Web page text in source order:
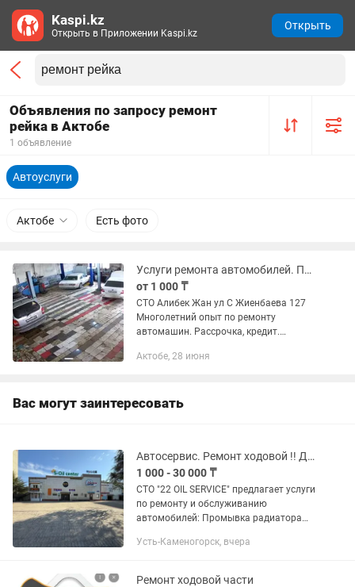
Объявления по запросу ремонт
рейка в Актобе
1 объявление
Автоуслуги
Актобе Есть фото
Услуги ремонта автомобилей. Полный спектр. ТехЦентр. СТО
от 1 000 ₸
СТО Алибек Жан ул С Жиенбаева 127
Многолетний опыт по ремонту
автомашин. Рассрочка, кредит.
пакет документов. Наш автосервис
Актобе, 28 июня
Вас могут заинтересовать
Автосервис. Ремонт ходовой !! Диагностика СТО в Усть-Каменогорске
1 000 - 30 000 ₸
СТО "22 OIL SERVICE" предлагает услуги
по ремонту и обслуживанию
автомобилей: Промывка радиатора
системы охлаждения Ремонт ходовой
Усть-Каменогорск, вчера
Ремонт ходовой части
Kaspi.kz
Открыть в Приложении Kaspi.kz
Открыть